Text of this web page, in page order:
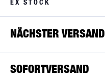
EX STOCK
NÄCHSTER VERSAND
SOFORTVERSAND